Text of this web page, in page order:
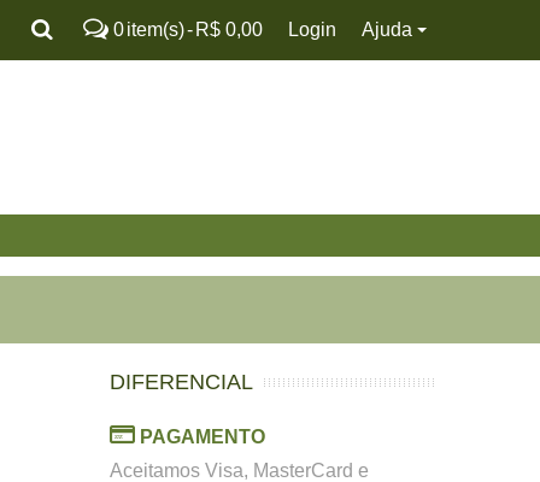
Ajuda
Login
0item(s)- R$ 0,00
DIFERENCIAL
PAGAMENTO
Aceitamos Visa, MasterCard e